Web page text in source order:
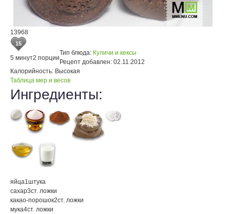
13968
15
5 минут2 порции
Тип блюда: Куличи и кексы
Рецепт добавлен: 02.11.2012
Калорийность: Высокая
Таблица мер и весов
Ингредиенты:
яйца1штука
сахар3ст. ложки
какао-порошок2ст. ложки
мука4ст. ложки